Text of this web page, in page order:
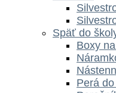
Späť do
Boxy
Perá